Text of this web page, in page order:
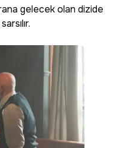
gelecek olan dizide